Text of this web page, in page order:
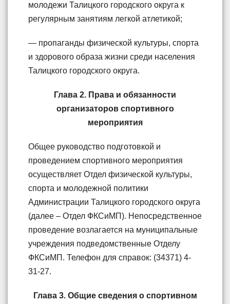
молодежи Талицкого городского округа к
регулярным занятиям легкой атлетикой;
— пропаганды физической культуры, спорта
и здорового образа жизни среди населения
Талицкого городского округа.
Глава 2. Права и обязанности
организаторов спортивного
мероприятия
Общее руководство подготовкой и
проведением спортивного мероприятия
осуществляет Отдел физической культуры,
спорта и молодежной политики
Администрации Талицкого городского округа
(далее – Отдел ФКСиМП). Непосредственное
проведение возлагается на муниципальные
учреждения подведомственные Отделу
ФКСиМП. Телефон для справок: (34371) 4-
31-27.
Глава 3. Общие сведения о спортивном